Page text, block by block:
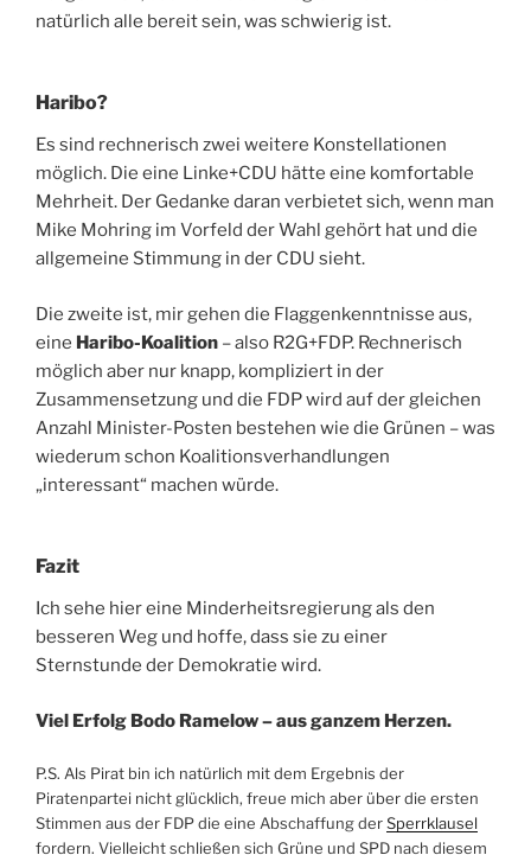
natürlich alle bereit sein, was schwierig ist.
Haribo?
Es sind rechnerisch zwei weitere Konstellationen
möglich. Die eine Linke+CDU hätte eine komfortable
Mehrheit. Der Gedanke daran verbietet sich, wenn man
Mike Mohring im Vorfeld der Wahl gehört hat und die
allgemeine Stimmung in der CDU sieht.
Die zweite ist, mir gehen die Flaggenkenntnisse aus,
eine Haribo-Koalition – also R2G+FDP. Rechnerisch
möglich aber nur knapp, kompliziert in der
Zusammensetzung und die FDP wird auf der gleichen
Anzahl Minister-Posten bestehen wie die Grünen – was
wiederum schon Koalitionsverhandlungen
„interessant“ machen würde.
Fazit
Ich sehe hier eine Minderheitsregierung als den
besseren Weg und hoffe, dass sie zu einer
Sternstunde der Demokratie wird.
Viel Erfolg Bodo Ramelow – aus ganzem Herzen.
P.S. Als Pirat bin ich natürlich mit dem Ergebnis der
Piratenpartei nicht glücklich, freue mich aber über die ersten
Stimmen aus der FDP die eine Abschaffung derSperrklausel
fordern. Vielleicht schließen sich Grüne und SPD nach diesem